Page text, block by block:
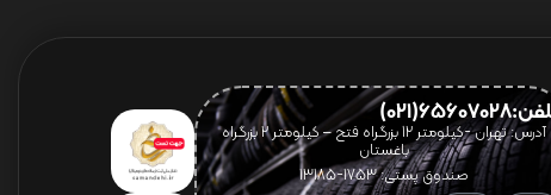
آدرس: تهران -کیلومتر 12 بزرگراه فتح – کیلومتر ۲ بزرگراه
باغستان
صندوق پستی: 1753-13185